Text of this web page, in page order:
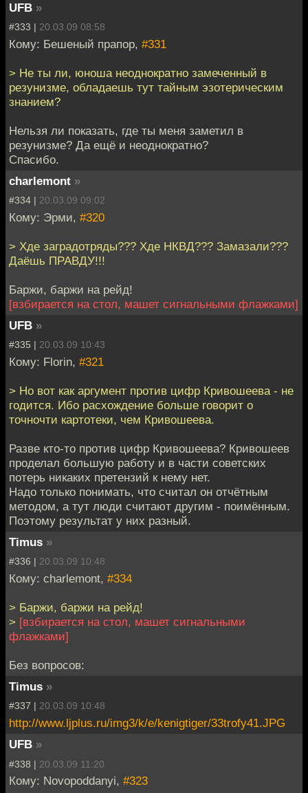
UFB »
#333 | 20.03.09 08:58
Кому: Бешеный прапор, #331
> Не ты ли, юноша неоднократно замеченный в
резунизме, обладаешь тут тайным эзотерическим
знанием?
Нельзя ли показать, где ты меня заметил в
резунизме? Да ещё и неоднократно?
Спасибо.
charlemont »
#334 | 20.03.09 09:02
Кому: Эрми, #320
> Хде заградотряды??? Хде НКВД??? Замазали???
Даёшь ПРАВДУ!!!
Баржи, баржи на рейд!
[взбирается на стол, машет сигнальными флажками]
UFB »
#335 | 20.03.09 10:43
Кому: Florin, #321
> Но вот как аргумент против цифр Кривошеева - не
годится. Ибо расхождение больше говорит о
точночти картотеки, чем Кривошеева.
Разве кто-то против цифр Кривошеева? Кривошеев
проделал большую работу и в части советских
потерь никаких претензий к нему нет.
Надо только понимать, что считал он отчётным
методом, а тут люди считают другим - поимённым.
Поэтому результат у них разный.
Timus »
#336 | 20.03.09 10:48
Кому: charlemont, #334
> Баржи, баржи на рейд!
> [взбирается на стол, машет сигнальными
флажками]
Без вопросов:
Timus »
#337 | 20.03.09 10:48
http://www.ljplus.ru/img3/k/e/kenigtiger/33trofy41.JPG
UFB »
#338 | 20.03.09 11:20
Кому: Novopoddanyi, #323